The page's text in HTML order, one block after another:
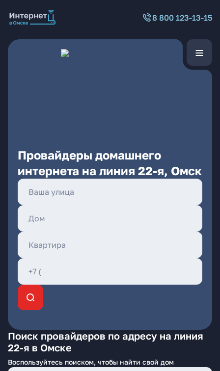
8 800 123-13-15
Провайдеры домашнего
интернета на линия 22-я, Омск
Поиск провайдеров по адресу на линия
22-я в Омске
Воспользуйтесь поиском, чтобы найти свой дом